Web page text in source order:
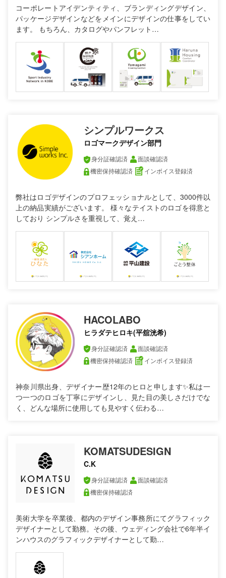
コーポレートアイデンティティ、ブランディングデザイン、
パッケージデザインなどをメインにデザインの仕事をしてい
ます。 もちろん、カタログやパンフレット…
シンプルワークス
ロゴマークデザイン部門
身分証確認済
面談確認済
機密保持確認済
インボイス登録済
弊社はロゴデザインのプロフェッショナルとして、3000件以
上の納品実績がございます。 様々なテイストのロゴを得意と
しており シンプルさを重視して、覚え…
HACOLABO
ヒラダテヒロキ(平舘洸希)
身分証確認済
面談確認済
機密保持確認済
インボイス登録済
神奈川県出身、デザイナー歴12年のヒロと申します✨️私は一
つ一つのロゴを丁寧にデザインし、見た目の美しさだけでな
く、どんな場所に使用しても見やすく伝わる…
KOMATSUDESIGN
C.K
身分証確認済
面談確認済
機密保持確認済
美術大学を卒業後、都内のデザイン事務所にてグラフィック
デザイナーとして勤務。その後、ウェディング会社で6年半イ
ンハウスのグラフィックデザイナーとして勤…